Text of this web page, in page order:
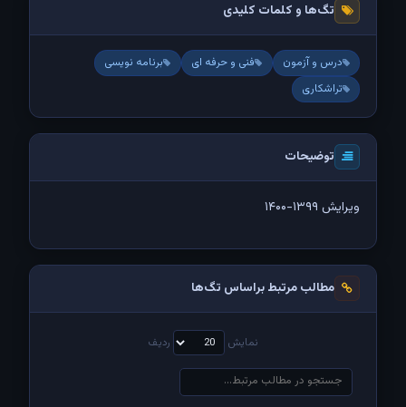
تگ‌ها و کلمات کلیدی
درس و آزمون فنی و حرفه ای
برنامه نویسی
تراشکاری
توضیحات
ویرایش ۱۳۹۹-۱۴۰۰
مطالب مرتبط براساس تگ‌ها
نمایش ردیف